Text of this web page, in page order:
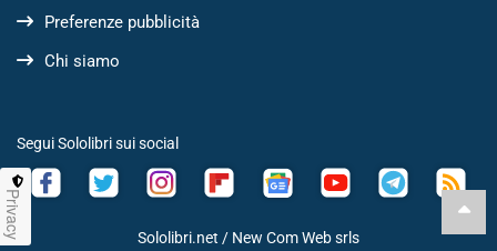
Preferenze pubblicità
Chi siamo
Segui Sololibri sui social
Sololibri.net / New Com Web srls
Privacy